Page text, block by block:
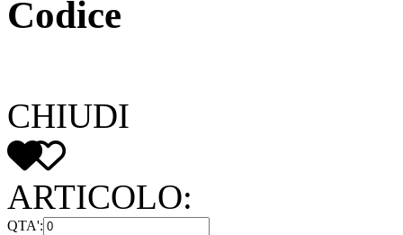
Codice
CHIUDI
ARTICOLO:
QTA':